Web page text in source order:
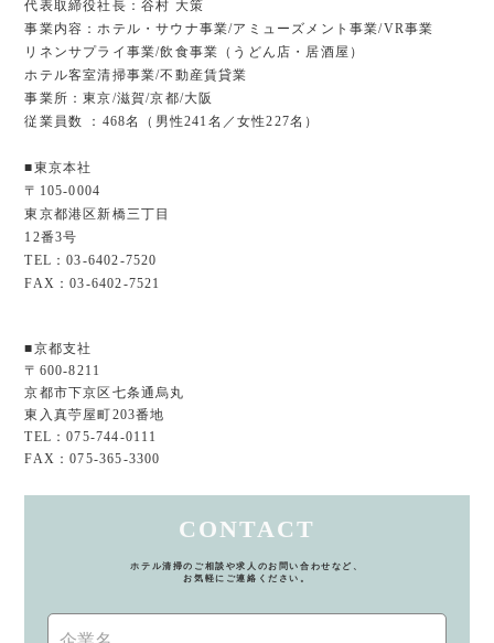
代表取締役社長：谷村 大策
事業内容：ホテル・サウナ事業/アミューズメント事業/VR事業
リネンサプライ事業/飲食事業（うどん店・居酒屋）
ホテル客室清掃事業/不動産賃貸業
事業所：東京/滋賀/京都/大阪
従業員数 ：468名（男性241名／女性227名）
■東京本社
〒105-0004
東京都港区新橋三丁目
12番3号
TEL：03-6402-7520
FAX：03-6402-7521
■京都支社
〒600-8211
京都市下京区七条通烏丸
東入真苧屋町203番地
TEL：075-744-0111
FAX：075-365-3300
CONTACT
ホテル清掃のご相談や求人のお問い合わせなど、
お気軽にご連絡ください。